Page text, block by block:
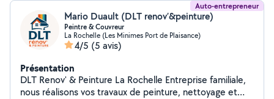
Auto-entrepreneur
Mario Duault (DLT renov’&peinture)
Peintre & Couvreur
La Rochelle (Les Minimes Port de Plaisance)
4/5 (5 avis)
Présentation
DLT Renov' & Peinture La Rochelle Entreprise familiale,
nous réalisons vos travaux de peinture, nettoyage et